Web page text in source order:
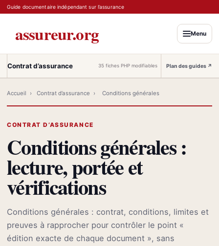
Guide documentaire indépendant sur l’assurance
assureur.org Menu
Contrat d’assurance 35 fiches PHP modifiables Plan des guides ↗
Accueil › Contrat d’assurance › Conditions générales
CONTRAT D’ASSURANCE
Conditions générales :
lecture, portée et
vérifications
Conditions générales : contrat, conditions, limites et
preuves à rapprocher pour contrôler le point «
édition exacte de chaque document », sans